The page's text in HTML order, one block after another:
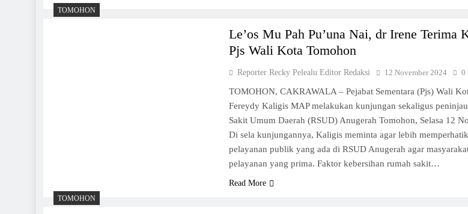
TOMOHON
Le’os Mu Pah Pu’una Nai, dr Irene Terima
Pjs Wali Kota Tomohon
Reporter Recky Pelealu Editor Redaksi 12 November 2024 0
TOMOHON, CAKRAWALA – Pejabat Sementara (Pjs) Wali
Fereydy Kaligis MAP melakukan kunjungan sekaligus
Sakit Umum Daerah (RSUD) Anugerah Tomohon, Selasa 12
Di sela kunjungannya, Kaligis meminta agar lebih
pelayanan publik yang ada di RSUD Anugerah agar
pelayanan yang prima. Faktor kebersihan rumah sakit…
Read More
TOMOHON